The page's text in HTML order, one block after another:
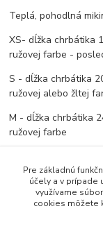
Teplá, pohodlná
XS- dĺžka chrbátika
ružovej farbe -
S - dĺžka chrbátika
ružovej alebo žltej
M - dĺžka chrbátika
ružovej farbe
Tovar
Pre základnú
účely a v prípade
využívame
cookies môžete